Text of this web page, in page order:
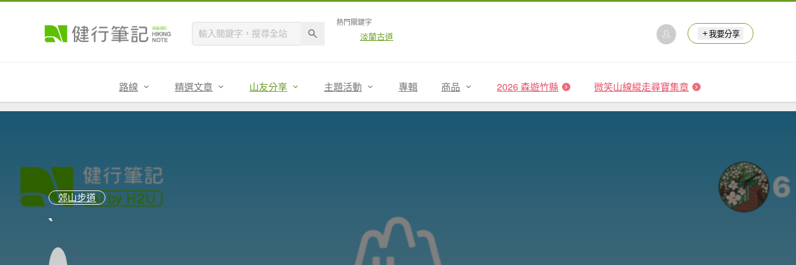
熱門關鍵字
淡蘭古道 我要分享
路線 精選文章 山友分享 主題活動 專輯 商品 2026 森遊竹縣 微笑山線縱走尋寶集章
郊山步道
`